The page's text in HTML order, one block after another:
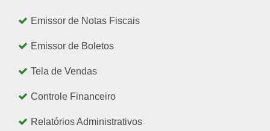
Emissor de Notas Fiscais
Emissor de Boletos
Tela de Vendas
Controle Financeiro
Relatórios Administrativos